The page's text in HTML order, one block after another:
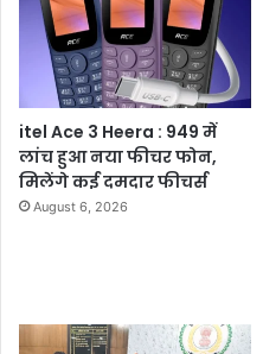
itel Ace 3 Heera : 949 में
लांच हुआ नया फीचर फोन,
मिलेंगे कई दमदार फीचर्स
August 6, 2026